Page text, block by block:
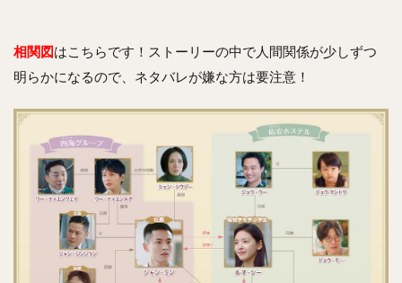
相関図はこちらです！ストーリーの中で人間関係が少しずつ
明らかになるので、ネタバレが嫌な方は要注意！